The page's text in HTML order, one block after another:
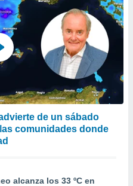
de un sábado
comunidades donde
alcanza los 33 ºC en